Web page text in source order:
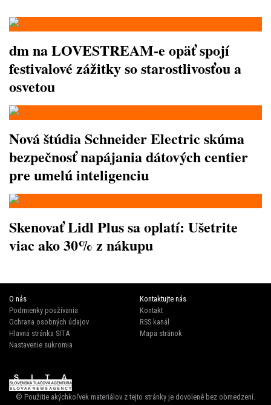
dm na LOVESTREAM-e opäť spojí
festivalové zážitky so starostlivosťou a
osvetou
Nová štúdia Schneider Electric skúma
bezpečnosť napájania dátových centier
pre umelú inteligenciu
Skenovať Lidl Plus sa oplatí: Ušetrite
viac ako 30% z nákupu
O nás
Podmienky používania
Ochrana osobných údajov
Hlavná stránka SITA
Nastavenie sukromia
Kontaktujte nás
Kontakt
RSS kanál
Mapa stránok
© Použitie akýchkoľvek materiálov z tejto stránky je dovolené bez obmedzení.